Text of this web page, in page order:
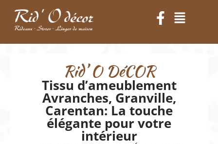
Rid’ O DéCOR
Tissu d’ameublement
Avranches, Granville,
Carentan: La touche
élégante pour votre
intérieur